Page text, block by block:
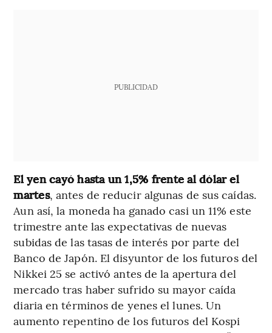
PUBLICIDAD
El yen cayó hasta un 1,5% frente al dólar el
martes, antes de reducir algunas de sus caídas.
Aun así, la moneda ha ganado casi un 11% este
trimestre ante las expectativas de nuevas
subidas de las tasas de interés por parte del
Banco de Japón. El disyuntor de los futuros del
Nikkei 25 se activó antes de la apertura del
mercado tras haber sufrido su mayor caída
diaria en términos de yenes el lunes. Un
aumento repentino de los futuros del Kospi